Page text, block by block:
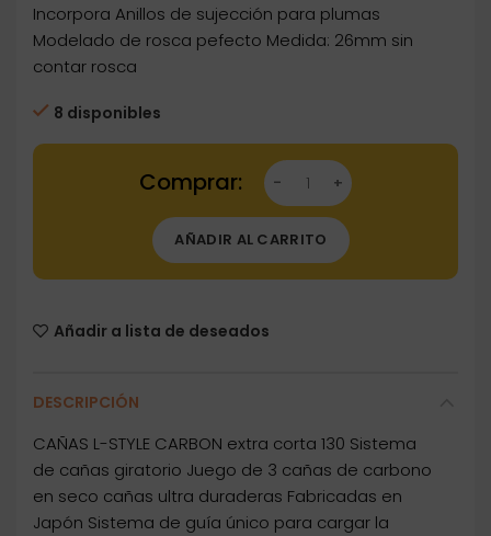
Incorpora Anillos de sujección para plumas
Modelado de rosca pefecto Medida: 26mm sin
contar rosca
8 disponibles
Dartstore Cañas L-Style L-Shaft Carbon
AÑADIR AL CARRITO
Añadir a lista de deseados
DESCRIPCIÓN
CAÑAS L-STYLE CARBON extra corta 130 Sistema
de cañas giratorio Juego de 3 cañas de carbono
en seco cañas ultra duraderas Fabricadas en
Japón Sistema de guía único para cargar la